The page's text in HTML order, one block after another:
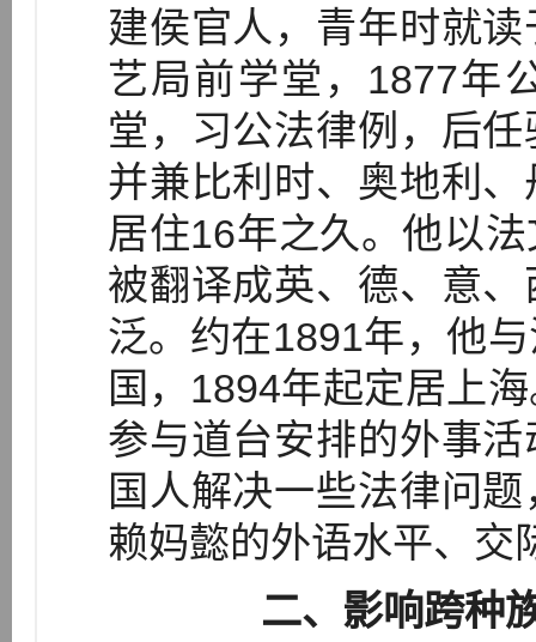
建侯官人，青年时就
艺局前学堂，1877年
堂，习公法律例，后
并兼比利时、奥地利
居住16年之久。他以
被翻译成英、德、意
泛。约在1891年，他
国，1894年起定居上
参与道台安排的外事
国人解决一些法律问
赖妈懿的外语水平、交
二、影响跨种